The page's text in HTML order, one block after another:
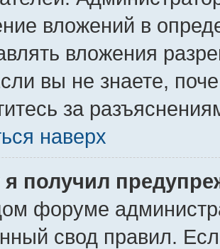
вложений в
вложения
вы не знаете,
за
наверх
получил
форуме
свод правил.